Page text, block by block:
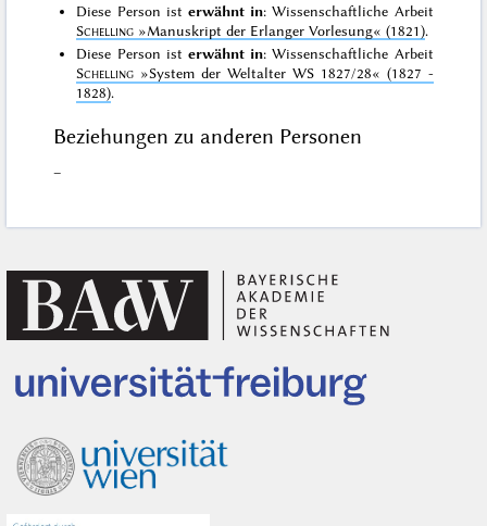
Diese Person ist erwähnt in: Wissenschaftliche Arbeit
Schelling »Manuskript der Erlanger Vorlesung« (1821).
Diese Person ist erwähnt in: Wissenschaftliche Arbeit
Schelling »System der Weltalter WS 1827/28« (1827 -
1828).
Beziehungen zu anderen Personen
–